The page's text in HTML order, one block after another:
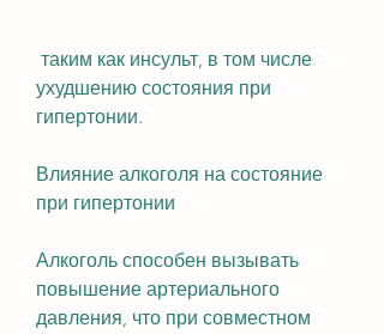
ухудшению состояния при
гипертонии.
Влияние алкоголя на состояние
при гипертонии
Алкоголь способен вызывать
повышение артериального
давления, что при совместном